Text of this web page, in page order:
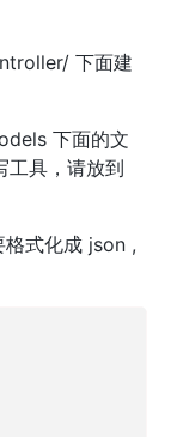
下面建
下面的文
工具，请放到
式化成 json ,